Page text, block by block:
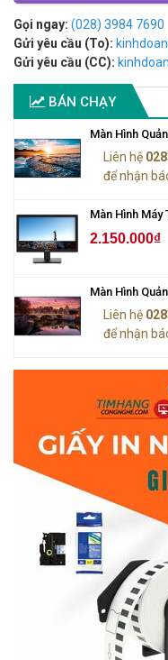
Gọi ngay: (028) 3984 7690
Gửi yêu cầu (To):
Gửi yêu cầu (CC):
BÁN CHẠY
Màn Hình
Liên hệ
để nhận
Màn Hình Máy
2.150.000₫
Màn Hình
Liên hệ
để nhận